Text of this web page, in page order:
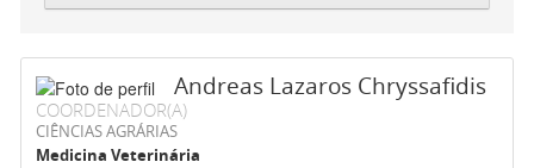
Andreas Lazaros Chryssafidis
COORDENADOR(A)
CIÊNCIAS AGRÁRIAS
Medicina Veterinária